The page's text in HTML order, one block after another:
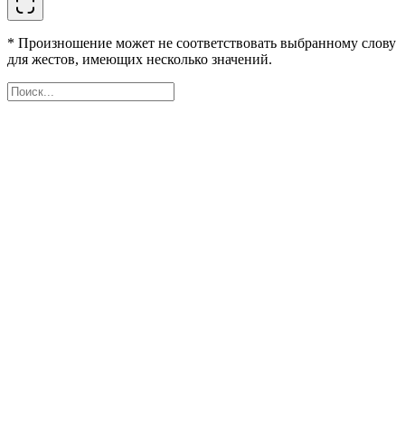
* Произношение может не соответствовать выбранному слову
для жестов, имеющих несколько значений.